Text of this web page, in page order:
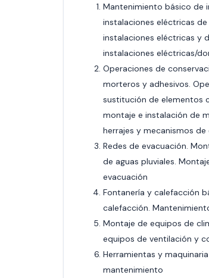
Mantenimiento básico de
instalaciones eléctricas
instalaciones eléctricas y
instalaciones eléctricas/
Operaciones de
morteros y adhesivos.
sustitución de elementos
montaje e instalación de
herrajes y mecanismos
Redes de evacuación.
de aguas pluviales.
evacuación
Fontanería y calefacción
calefacción.
Montaje de equipos de
equipos de ventilación y
Herramientas y
mantenimiento